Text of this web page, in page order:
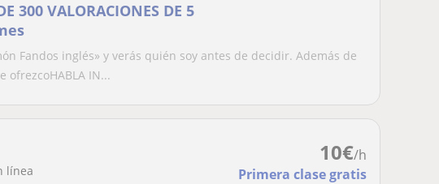
300 VALORACIONES DE 5
Fandos inglés» y verás quién soy antes de decidir. Además de
ofrezcoHABLA IN...
10€/h
Primera clase gratis
línea